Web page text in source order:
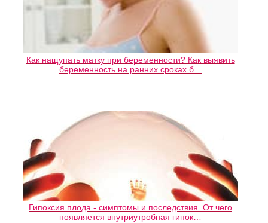
Как нащупать матку при беременности? Как выявить
беременность на ранних сроках б…
Гипоксия плода - симптомы и последствия. От чего
появляется внутриутробная гипок…